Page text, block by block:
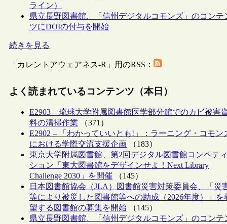
ライン）
県立長野図書館、「信州デジタルコモンズ」のコンテ
ツにDOIの付与を開始
続きを見る
「カレントアウェアネス-R」用のRSS：
よく読まれているコンテンツ（本日）
E2903 – 琉球大学附属図書館医学部分館でのカビ被害
料の清掃作業 （371）
E2902 – 「わかっていいとも!」：ラーニング・コモン
における学際交流支援企画 （183）
東京大学附属図書館、第2回デジタル図書館コンペティ
ション「東大図書館をデザインせよ！Next Library
Challenge 2030」を開催 （145）
日本図書館協会（JLA）図書館災害対策委員会、「災
等により被災した図書館等への助成（2026年度）」を
望する図書館の募集を開始 （145）
県立長野図書館、「信州デジタルコモンズ」のコンテ